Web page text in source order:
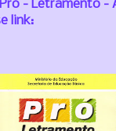
- Letramento -
link: